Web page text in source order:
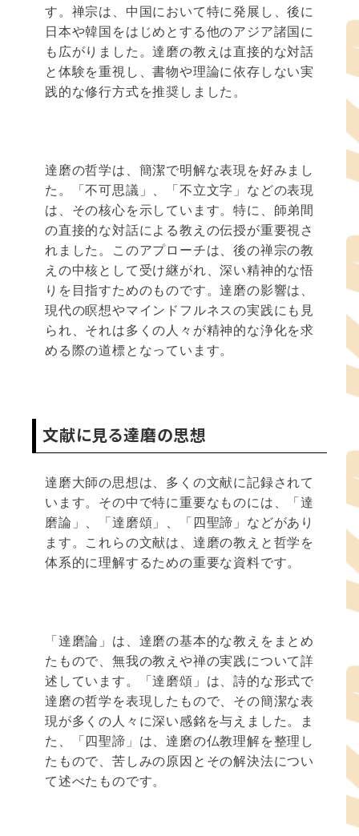
す。禅宗は、中国において特に発展し、後に
日本や韓国をはじめとする他のアジア諸国に
も広がりました。達磨の教えは直接的な対話
と体験を重視し、書物や理論に依存しない実
践的な修行方式を推奨しました。
達磨の哲学は、簡潔で明解な表現を好みまし
た。「不可思議」、「不立文字」などの表現
は、その核心を示しています。特に、師弟間
の直接的な対話による教えの伝授が重要視さ
れました。このアプローチは、後の禅宗の教
えの中核として受け継がれ、深い精神的な悟
りを目指すためのものです。達磨の影響は、
現代の瞑想やマインドフルネスの実践にも見
られ、それは多くの人々が精神的な浄化を求
める際の道標となっています。
文献に見る達磨の思想
達磨大師の思想は、多くの文献に記録されて
います。その中で特に重要なものには、「達
磨論」、「達磨頌」、「四聖諦」などがあり
ます。これらの文献は、達磨の教えと哲学を
体系的に理解するための重要な資料です。
「達磨論」は、達磨の基本的な教えをまとめ
たもので、無我の教えや禅の実践について詳
述しています。「達磨頌」は、詩的な形式で
達磨の哲学を表現したもので、その簡潔な表
現が多くの人々に深い感銘を与えました。ま
た、「四聖諦」は、達磨の仏教理解を整理し
たもので、苦しみの原因とその解決法につい
て述べたものです。